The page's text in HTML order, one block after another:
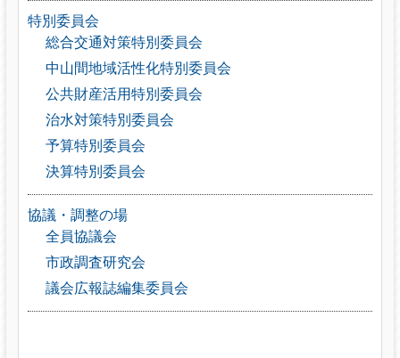
特別委員会
総合交通対策特別委員会
中山間地域活性化特別委員会
公共財産活用特別委員会
治水対策特別委員会
予算特別委員会
決算特別委員会
協議・調整の場
全員協議会
市政調査研究会
議会広報誌編集委員会